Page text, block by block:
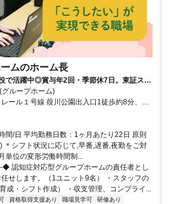
ムのホーム長
で活躍中◎賞与年2回・季節休7日。東証スタ
！施設ごとに色を出せる、裁量あるグルー
ループホーム)
ール１号線 葭川公園出入口1徒歩約8分、千
栄町（千葉県）出入口1徒歩約10分、ＪＲ総
10分 各線「千葉」駅から徒歩約17分
間/日 平均勤務日数：1ヶ月あたり22日 原則
＊シフト状況に応じて,早番,遅番,夜勤をご対
単位の変形労働時間制...
認知症対応型グループホームの責任者とし
せします。（1ユニット9名） ・スタッフの
成・シフト作成） ・収支管理、コンプライ...
資格取得支援あり 職場見学可
研修あり